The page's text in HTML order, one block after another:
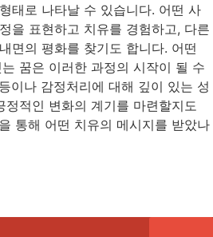
태로 나타날 수 있습니다. 어떤 사
을 표현하고 치유를 경험하고, 다른
면의 평화를 찾기도 합니다. 어떤
꿈은 이러한 과정의 시작이 될 수
이나 감정처리에 대해 깊이 있는 성
적인 변화의 계기를 마련할지도
통해 어떤 치유의 메시지를 받았나